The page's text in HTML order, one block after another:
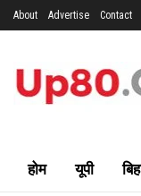
About Advertise Contact
होम यूपी